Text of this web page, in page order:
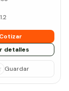
1.2
Cotizar
detalles
Guardar